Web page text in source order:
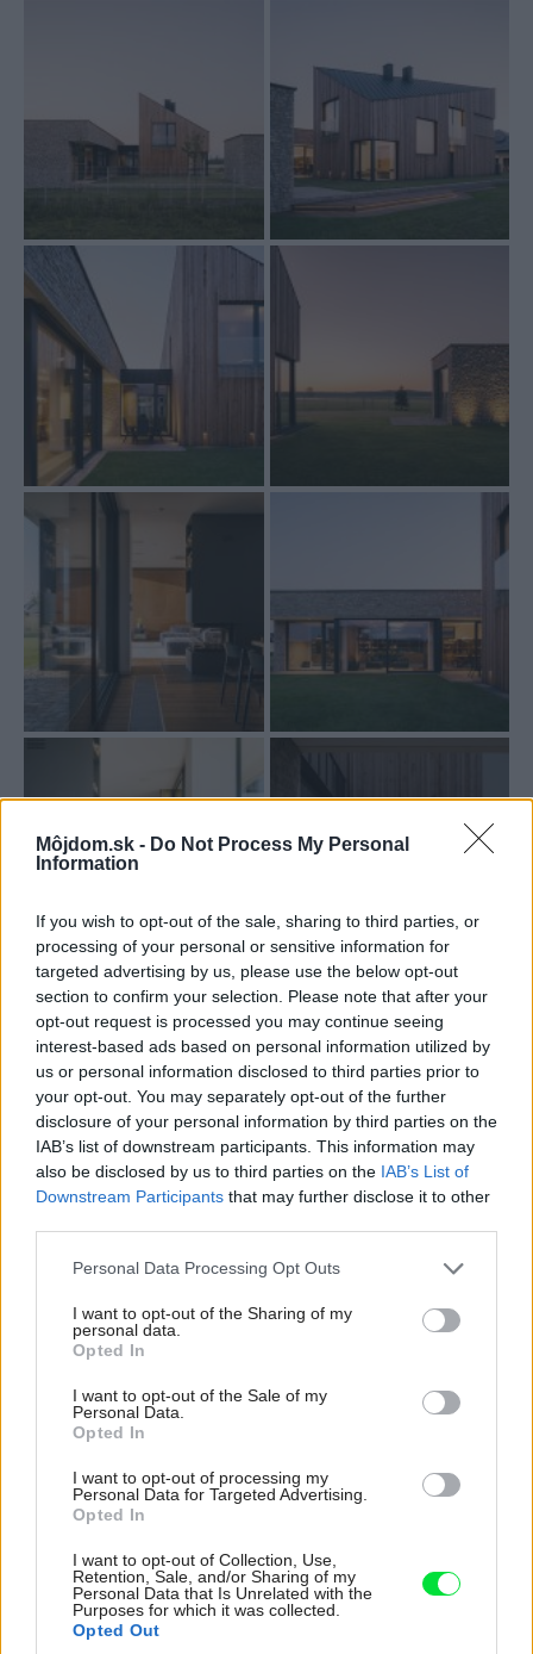
Môjdom.sk - Do Not Process My Personal
Information
If you wish to opt-out of the sale, sharing to third parties, or
processing of your personal or sensitive information for
targeted advertising by us, please use the below opt-out
section to confirm your selection. Please note that after your
opt-out request is processed you may continue seeing
interest-based ads based on personal information utilized by
us or personal information disclosed to third parties prior to
your opt-out. You may separately opt-out of the further
disclosure of your personal information by third parties on the
IAB’s list of downstream participants. This information may
also be disclosed by us to third parties on the IAB’s List of
Downstream Participants that may further disclose it to other
Please note that this website/app uses one or more Google
not limited to your visit or usage behaviour. You may click to
grant or deny consent to Google and its third-party tags to
use your data for below specified purposes in below Google
consent section.
Personal Data Processing Opt Outs
I want to opt-out of the Sharing of my
personal data.
Opted In
I want to opt-out of the Sale of my
Personal Data.
Opted In
I want to opt-out of processing my
Personal Data for Targeted Advertising.
Opted In
I want to opt-out of Collection, Use,
Retention, Sale, and/or Sharing of my
Personal Data that Is Unrelated with the
Purposes for which it was collected.
Opted Out
15
Sabína Zavarská
Fotografie:Nate Cook
Kategória: Návšteva
Tagy: dvojpodlažný dom kamenná fasáda
Pozrite si viac